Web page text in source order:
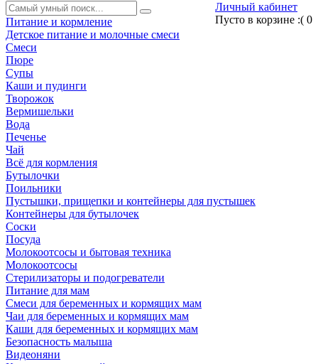
Личный кабинет
Пусто в корзине :( 0
Питание и кормление
Детское питание и молочные смеси
Смеси
Пюре
Супы
Каши и пудинги
Творожок
Вермишельки
Вода
Печенье
Чай
Всё для кормления
Бутылочки
Поильники
Пустышки, прищепки и контейнеры для пустышек
Контейнеры для бутылочек
Соски
Посуда
Молокоотсосы и бытовая техника
Молокоотсосы
Стерилизаторы и подогреватели
Питание для мам
Смеси для беременных и кормящих мам
Чаи для беременных и кормящих мам
Каши для беременных и кормящих мам
Безопасность малыша
Видеоняни